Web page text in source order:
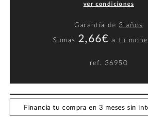
ver condiciones
Garantía de 3 años
Sumas 2,66€ atu
ref. 36950
Financia tu compra en 3 meses sin